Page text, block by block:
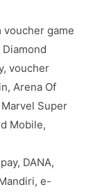
voucher game
voucher
Arena Of
Super
Mobile,
DANA,
e-